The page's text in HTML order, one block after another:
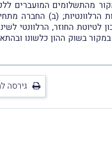
מהתשלומים המועברים
(ב) החברה
החוזר, הרלוונטי
בשוק ההון כלשונו
גירסה